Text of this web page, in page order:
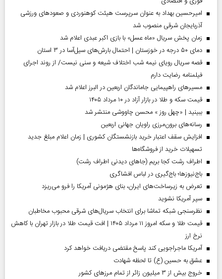
امیرحسین بهداد به عنوان سرپرست هیئت کوهنوردی و صعودهای ورزشی
آذربایجان شرقی منصوب شد
زمان پخش سریال «ماه عسل» با بازی اکبر عبدی اعلام شد
دمای ۵۰ درجه در خوزستان | احتمال بارش‌های سیل‌آسا در ۳ استان
قصه سریال رویای نیمه شب اختلاف شیعه و سنی نیست/ از روند اجرای
فیلمنامه رضایت دارم
مسیر‌های راهپیمایی جاماندگان اربعین در البرز اعلام شد
قیمت سکه و طلا در بازار آزاد در ۱۰ مرداد ۱۴۰۵
ببینید | «چهل روز » محسن چاووشی منتشر شد
رسانه‌های برون‌مرزی راویان جهانی اربعین
افزایش سقف اعتبار خرید بازنشستگان کشوری | زمان اعلام مبلغ جدید
تسهیلات خرید از فروشگاه‌ها
اطراف رشت کجا بریم (جاهای دیدنی اطراف رشت)
باج‌نیوزها؛ باج‌گیری در لباس افشاگری
تعرض به زیرساخت‌های ایران، بنای هژمونی آمریکا را فرو می‌ریزد
سپر آمریکا نشوید
نظرسنجی شبکه تماشا برای انتخاب سریال‌های شرقی محبوب مخاطبان
قیمت طلا و سکه امروز ۱۱ مرداد ۱۴۰۵ | افت قیمت طلا در بازار تهران با کاهش
نرخ ارز
آمریکا ماجراجویی کند پاسخ مقتضی دریافت خواهد کرد
عشق به حسین (ع) تا لحظه شهادت
خروج بیش از ۳ میلیون زائر از تمام مرز‌های کشور